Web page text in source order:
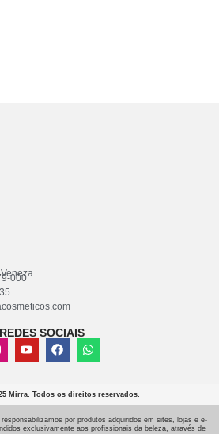
000
REDES SOCIAIS
Mirra. Todos os direitos reservados.
por produtos adquiridos em sites, lojas e e-
exclusivamente aos profissionais da beleza, através de